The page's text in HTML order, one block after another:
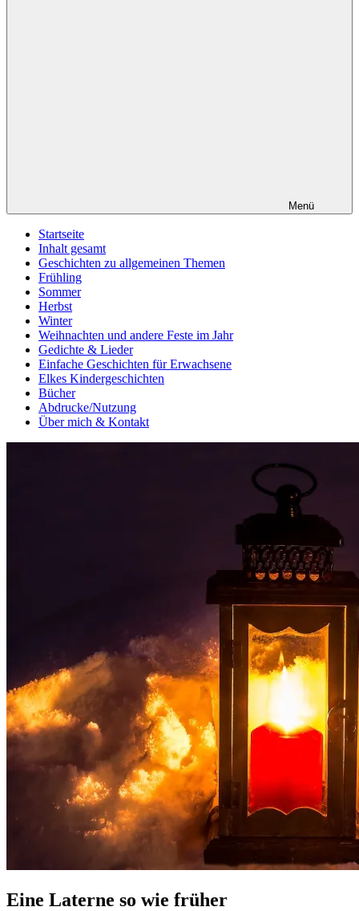
Menü
Startseite
Inhalt gesamt
Geschichten zu allgemeinen Themen
Frühling
Sommer
Herbst
Winter
Weihnachten und andere Feste im Jahr
Gedichte & Lieder
Einfache Geschichten für Erwachsene
Elkes Kindergeschichten
Bücher
Abdrucke/Nutzung
Über mich & Kontakt
Eine Laterne so wie früher